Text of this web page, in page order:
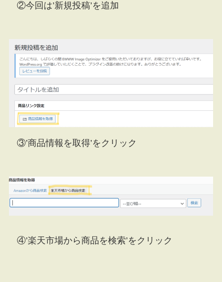
②今回は’新規投稿’を追加
③’商品情報を取得’をクリック
④’楽天市場から商品を検索’をクリック